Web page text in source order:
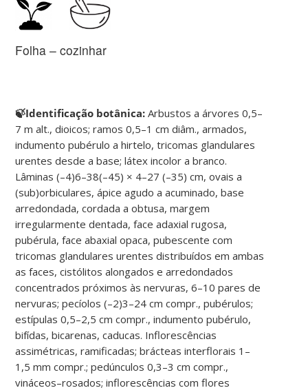
Folha – cozinhar
🍃Identificação botânica:Arbustos a árvores 0,5–
7 m alt., dioicos; ramos 0,5–1 cm diâm., armados,
indumento pubérulo a hirtelo, tricomas glandulares
urentes desde a base; látex incolor a branco.
Lâminas (–4)6–38(–45) × 4–27 (–35) cm, ovais a
(sub)orbiculares, ápice agudo a acuminado, base
arredondada, cordada a obtusa, margem
irregularmente dentada, face adaxial rugosa,
pubérula, face abaxial opaca, pubescente com
tricomas glandulares urentes distribuídos em ambas
as faces, cistólitos alongados e arredondados
concentrados próximos às nervuras, 6–10 pares de
nervuras; pecíolos (–2)3–24 cm compr., pubérulos;
estípulas 0,5–2,5 cm compr., indumento pubérulo,
bifídas, bicarenas, caducas. Inflorescências
assimétricas, ramificadas; brácteas interflorais 1–
1,5 mm compr.; pedúnculos 0,3–3 cm compr.,
vináceos–rosados; inflorescências com flores